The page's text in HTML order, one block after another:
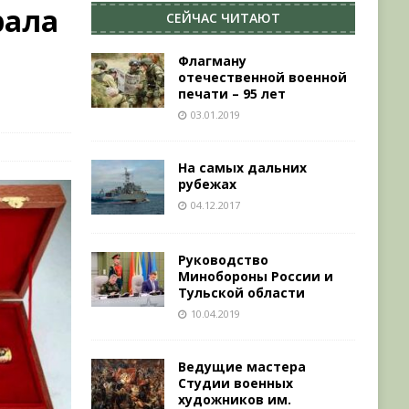
СЕЙЧАС ЧИТАЮТ
Флагману
отечественной военной
печати – 95 лет
03.01.2019
На самых дальних
рубежах
04.12.2017
Руководство
Минобороны России и
Тульской области
10.04.2019
Ведущие мастера
Студии военных
художников им.